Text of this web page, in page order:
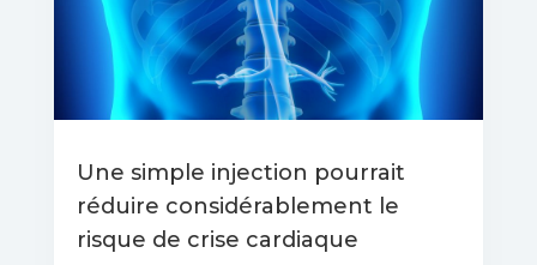
Une simple injection pourrait
réduire considérablement le
risque de crise cardiaque